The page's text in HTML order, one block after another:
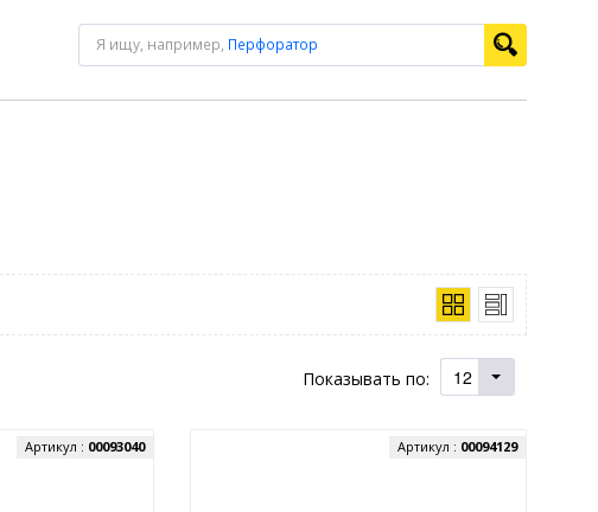
Я ищу, например, Перфоратор
Показывать по: 12
Артикул : 00093040 Артикул : 00094129